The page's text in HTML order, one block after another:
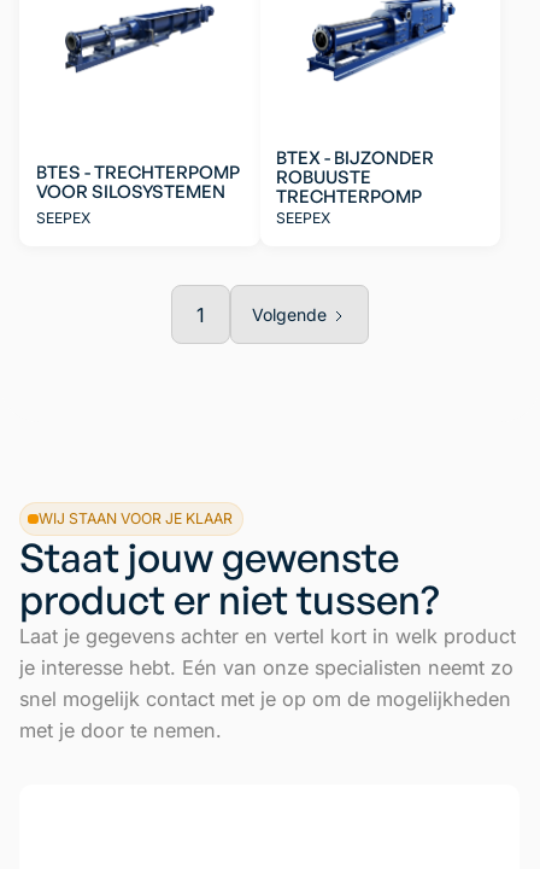
BTES - TRECHTERPOMP
VOOR SILOSYSTEMEN
SEEPEX
BTEX - BIJZONDER
ROBUUSTE
TRECHTERPOMP
SEEPEX
1 Volgende
WIJ STAAN VOOR JE KLAAR
Staat jouw gewenste
product er niet tussen?
Laat je gegevens achter en vertel kort in welk product
je interesse hebt. Eén van onze specialisten neemt zo
snel mogelijk contact met je op om de mogelijkheden
met je door te nemen.